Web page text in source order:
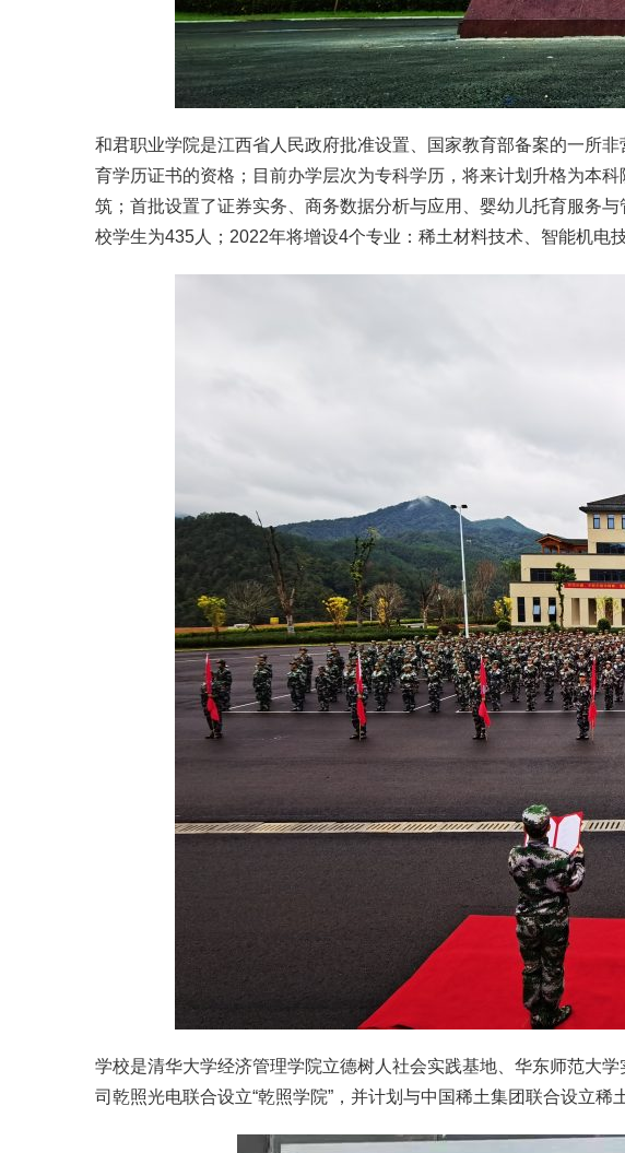
和君职业学院是江西省人民政府批准设置、国家教育部备案的一所
育学历证书的资格；目前办学层次为专科学历，将来计划升格为本
筑；首批设置了证券实务、商务数据分析与应用、婴幼儿托育服务
校学生为435人；2022年将增设4个专业：稀土材料技术、智能机电
学校是清华大学经济管理学院立德树人社会实践基地、华东师范大
司乾照光电联合设立“乾照学院”，并计划与中国稀土集团联合设立稀